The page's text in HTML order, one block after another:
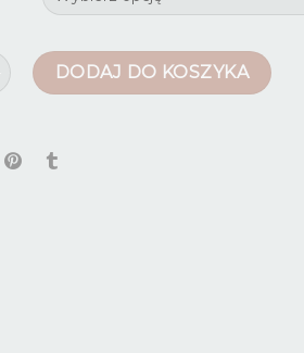
czarne z wysokim stanem
DODAJ DO KOSZYKA